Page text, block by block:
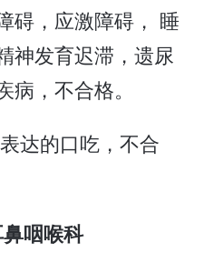
碍，应激障碍， 睡
神发育迟滞，遗尿
，不合格。
达的口吃，不合
咽喉科